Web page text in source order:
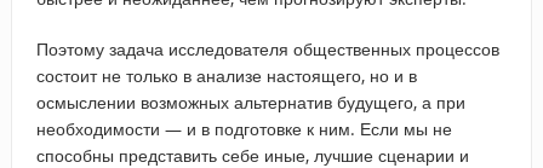
Поэтому задача исследователя общественных процессов
состоит не только в анализе настоящего, но и в
осмыслении возможных альтернатив будущего, а при
необходимости — и в подготовке к ним. Если мы не
способны представить себе иные, лучшие сценарии и